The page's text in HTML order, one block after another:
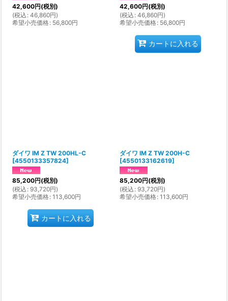
42,600円(税別)
(税込 : 46,860円)
希望小売価格: 56,800円
42,600円(税別)
(税込 : 46,860円)
希望小売価格: 56,800円
カートに入れる
ダイワ IM Z TW 200HL-C
[4550133357824]
85,200円(税別)
(税込 : 93,720円)
希望小売価格: 113,600円
カートに入れる
ダイワ IM Z TW 200H-C
[4550133162619]
85,200円(税別)
(税込 : 93,720円)
希望小売価格: 113,600円